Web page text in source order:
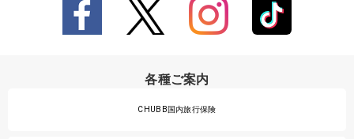
各種ご案内
CHUBB国内旅行保険